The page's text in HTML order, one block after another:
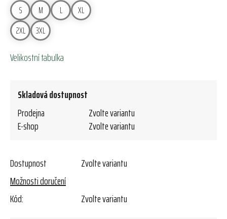
S M L
XL
2XL
3XL
Velikostní tabulka
Skladová dostupnost
Prodejna
Zvolte variantu
E-shop
Zvolte variantu
Dostupnost
Zvolte variantu
Možnosti doručení
Kód:
Zvolte variantu